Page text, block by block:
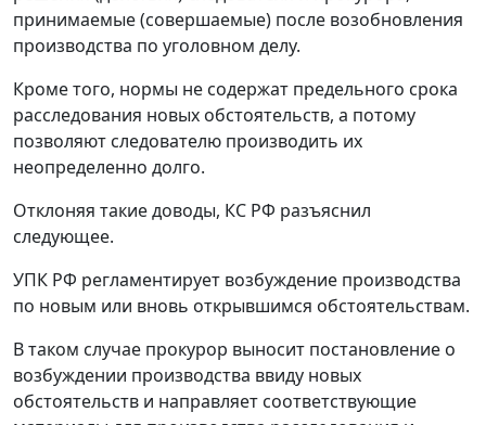
принимаемые (совершаемые) после возобновления
производства по уголовном делу.
Кроме того, нормы не содержат предельного срока
расследования новых обстоятельств, а потому
позволяют следователю производить их
неопределенно долго.
Отклоняя такие доводы, КС РФ разъяснил
следующее.
УПК РФ регламентирует возбуждение производства
по новым или вновь открывшимся обстоятельствам.
В таком случае прокурор выносит постановление о
возбуждении производства ввиду новых
обстоятельств и направляет соответствующие